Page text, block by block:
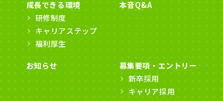
成長できる環境
研修制度
キャリアステップ
福利厚生
本音Q&A
お知らせ
募集要項・エントリー
新卒採用
キャリア採用